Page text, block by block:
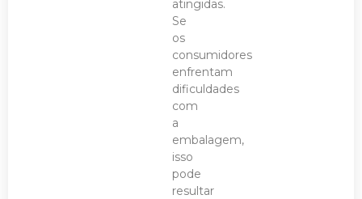
atingidas.
Se
os
consumidores
enfrentam
dificuldades
com
a
embalagem,
isso
pode
resultar